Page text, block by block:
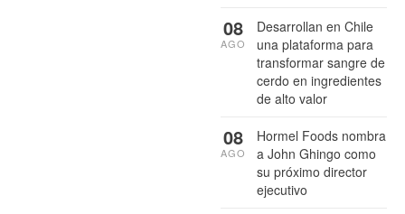
Desarrollan en Chile
una plataforma para
transformar sangre de
cerdo en ingredientes
de alto valor
08
AGO
Hormel Foods nombra
a John Ghingo como
su próximo director
ejecutivo
08
AGO